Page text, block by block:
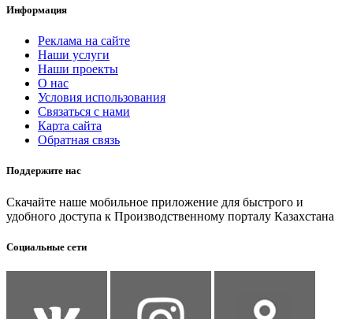
Информация
Реклама на сайте
Наши услуги
Наши проекты
О нас
Условия использования
Связаться с нами
Карта сайта
Обратная связь
Поддержите нас
Скачайте наше мобильное приложение для быстрого и
удобного доступа к Производственному порталу Казахстана
Социальные сети